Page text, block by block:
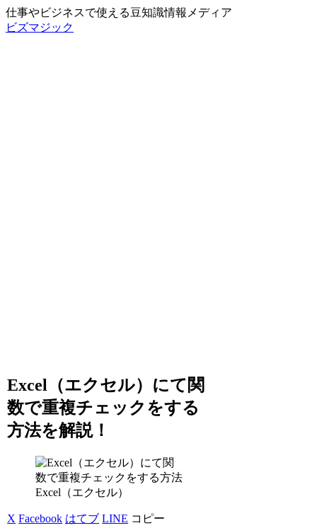
仕事やビジネスで使える豆知識情報メディア
ビズマジック
Excel（エクセル）にて関
数で重複チェックをする
方法を解説！
Excel（エクセル）
X Facebook はてブ LINE コピー